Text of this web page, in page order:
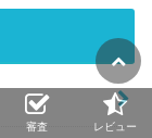
審査 レビュー